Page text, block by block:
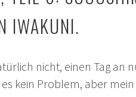
IWAKUNI.
nicht, einen Tag an
kein Problem, aber